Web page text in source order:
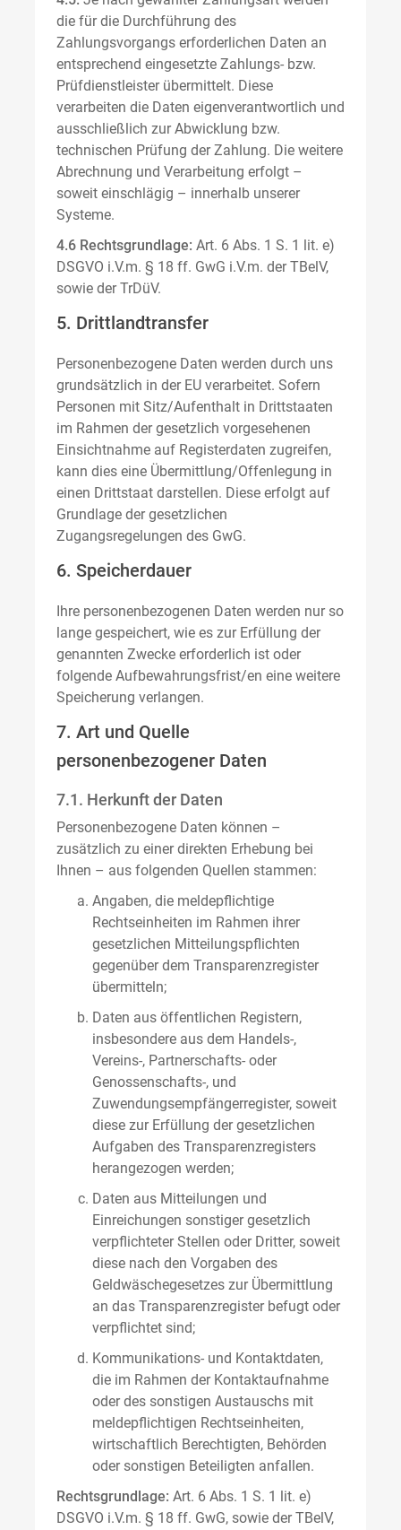
die für die Durchführung des
Zahlungsvorgangs erforderlichen Daten an
entsprechend eingesetzte Zahlungs- bzw.
Prüfdienstleister übermittelt. Diese
verarbeiten die Daten eigenverantwortlich und
ausschließlich zur Abwicklung bzw.
technischen Prüfung der Zahlung. Die weitere
Abrechnung und Verarbeitung erfolgt –
soweit einschlägig – innerhalb unserer
Systeme.
4.6 Rechtsgrundlage: Art. 6 Abs. 1 S. 1 lit. e)
DSGVO i.V.m. § 18 ff. GwG i.V.m. der TBelV,
sowie der TrDüV.
5. Drittlandtransfer
Personenbezogene Daten werden durch uns
grundsätzlich in der EU verarbeitet. Sofern
Personen mit Sitz/Aufenthalt in Drittstaaten
im Rahmen der gesetzlich vorgesehenen
Einsichtnahme auf Registerdaten zugreifen,
kann dies eine Übermittlung/Offenlegung in
einen Drittstaat darstellen. Diese erfolgt auf
Grundlage der gesetzlichen
Zugangsregelungen des GwG.
6. Speicherdauer
Ihre personenbezogenen Daten werden nur so
lange gespeichert, wie es zur Erfüllung der
genannten Zwecke erforderlich ist oder
folgende Aufbewahrungsfrist/en eine weitere
Speicherung verlangen.
7. Art und Quelle
personenbezogener Daten
7.1. Herkunft der Daten
Personenbezogene Daten können –
zusätzlich zu einer direkten Erhebung bei
Ihnen – aus folgenden Quellen stammen:
Angaben, die meldepflichtige
Rechtseinheiten im Rahmen ihrer
gesetzlichen Mitteilungspflichten
gegenüber dem Transparenzregister
übermitteln;
Daten aus öffentlichen Registern,
insbesondere aus dem Handels-,
Vereins-, Partnerschafts- oder
Genossenschafts-, und
Zuwendungsempfängerregister, soweit
diese zur Erfüllung der gesetzlichen
Aufgaben des Transparenzregisters
herangezogen werden;
Daten aus Mitteilungen und
Einreichungen sonstiger gesetzlich
verpflichteter Stellen oder Dritter, soweit
diese nach den Vorgaben des
Geldwäschegesetzes zur Übermittlung
an das Transparenzregister befugt oder
verpflichtet sind;
Kommunikations- und Kontaktdaten,
die im Rahmen der Kontaktaufnahme
oder des sonstigen Austauschs mit
meldepflichtigen Rechtseinheiten,
wirtschaftlich Berechtigten, Behörden
oder sonstigen Beteiligten anfallen.
Rechtsgrundlage: Art. 6 Abs. 1 S. 1 lit. e)
DSGVO i.V.m. § 18 ff. GwG, sowie der TBelV,